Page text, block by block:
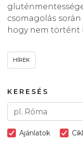
csomagolás
hogy nem történt
HÍREK
KERESÉS
Ajánlatok